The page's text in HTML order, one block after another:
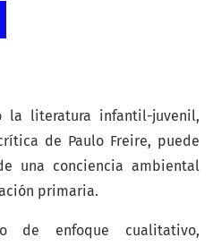
la literatura infantil-juvenil,
de Paulo Freire, puede
una conciencia ambiental
primaria.
de enfoque cualitativo,